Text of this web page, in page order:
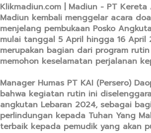
Klikmadiun.com | Madiun - PT
Madiun kembali menggelar acara
menjelang pembukaan Posko
mulai tanggal 5 April hingga 16 April
merupakan bagian dari program
memohon keselamatan perjalanan
Manager Humas PT KAI (Persero)
bahwa kegiatan rutin ini
angkutan Lebaran 2024, sebagai
perlindungan kepada Tuhan Yang
terbaik kepada pemudik yang akan